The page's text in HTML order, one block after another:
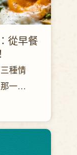
從早餐
種情
一